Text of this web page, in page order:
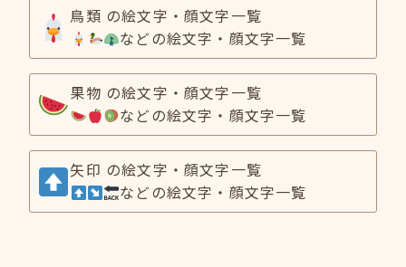
鳥類 の絵文字・顔文字一覧
などの絵文字・顔文字一覧
果物 の絵文字・顔文字一覧
などの絵文字・顔文字一覧
矢印 の絵文字・顔文字一覧
などの絵文字・顔文字一覧